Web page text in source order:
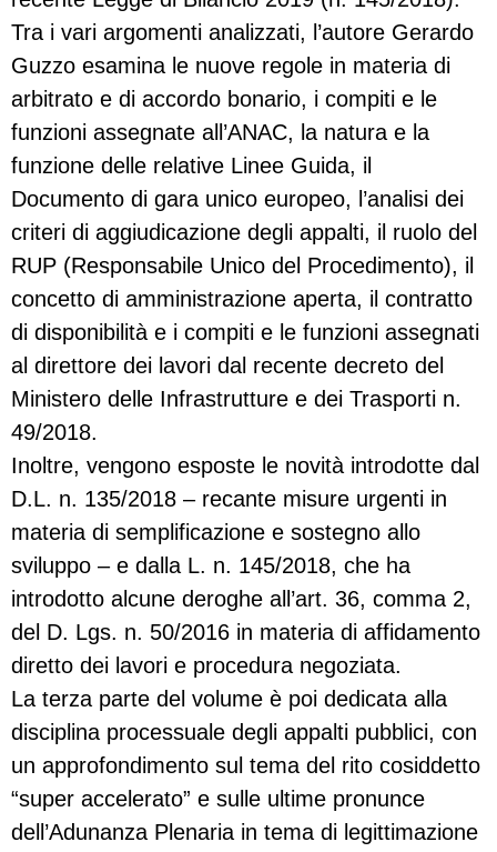
Tra i vari argomenti analizzati, l’autore Gerardo
Guzzo esamina le nuove regole in materia di
arbitrato e di accordo bonario, i compiti e le
funzioni assegnate all’ANAC, la natura e la
funzione delle relative Linee Guida, il
Documento di gara unico europeo, l’analisi dei
criteri di aggiudicazione degli appalti, il ruolo del
RUP (Responsabile Unico del Procedimento), il
concetto di amministrazione aperta, il contratto
di disponibilità e i compiti e le funzioni assegnati
al direttore dei lavori dal recente decreto del
Ministero delle Infrastrutture e dei Trasporti n.
49/2018.
Inoltre, vengono esposte le novità introdotte dal
D.L. n. 135/2018 – recante misure urgenti in
materia di semplificazione e sostegno allo
sviluppo – e dalla L. n. 145/2018, che ha
introdotto alcune deroghe all’art. 36, comma 2,
del D. Lgs. n. 50/2016 in materia di affidamento
diretto dei lavori e procedura negoziata.
La terza parte del volume è poi dedicata alla
disciplina processuale degli appalti pubblici, con
un approfondimento sul tema del rito cosiddetto
“super accelerato” e sulle ultime pronunce
dell’Adunanza Plenaria in tema di legittimazione